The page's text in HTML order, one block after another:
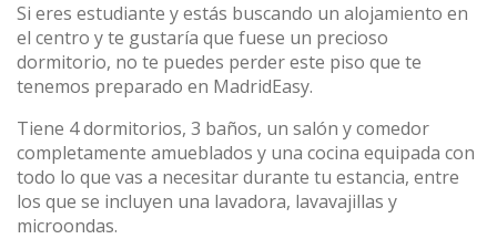
Si eres estudiante y estás buscando un alojamiento en
el centro y te gustaría que fuese un precioso
dormitorio, no te puedes perder este piso que te
tenemos preparado en MadridEasy.
Tiene 4 dormitorios, 3 baños, un salón y comedor
completamente amueblados y una cocina equipada con
todo lo que vas a necesitar durante tu estancia, entre
los que se incluyen una lavadora, lavavajillas y
microondas.